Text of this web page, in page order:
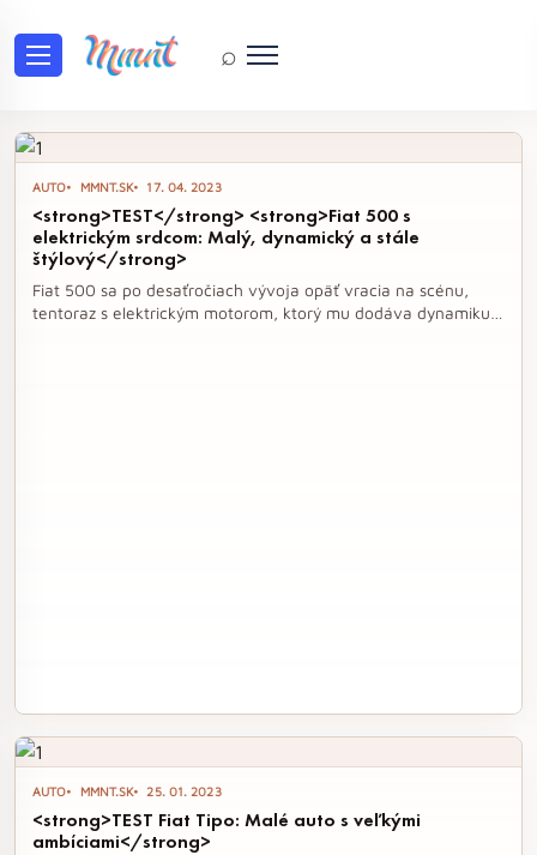
⌕
Tag: Fiat
AUTO MMNT.SK 17. 04. 2023
<strong>TEST</strong> <strong>Fiat 500 s
elektrickým srdcom: Malý, dynamický a stále
štýlový</strong>
Fiat 500 sa po desaťročiach vývoja opäť vracia na scénu,
tentoraz s elektrickým motorom, ktorý mu dodáva dynamiku a
AUTO MMNT.SK 25. 01. 2023
<strong>TEST Fiat Tipo: Malé auto s veľkými
ambíciami</strong>